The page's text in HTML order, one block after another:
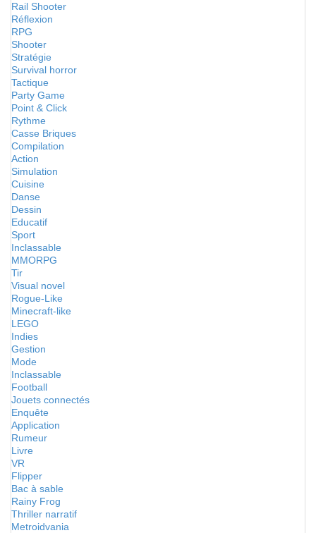
Rail Shooter
Réflexion
RPG
Shooter
Stratégie
Survival horror
Tactique
Party Game
Point & Click
Rythme
Casse Briques
Compilation
Action
Simulation
Cuisine
Danse
Dessin
Educatif
Sport
Inclassable
MMORPG
Tir
Visual novel
Rogue-Like
Minecraft-like
LEGO
Indies
Gestion
Mode
Inclassable
Football
Jouets connectés
Enquête
Application
Rumeur
Livre
VR
Flipper
Bac à sable
Rainy Frog
Thriller narratif
Metroidvania